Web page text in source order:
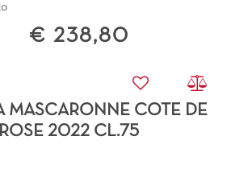
€ 238,80
MASCARONNE COTE DE
2022 CL.75